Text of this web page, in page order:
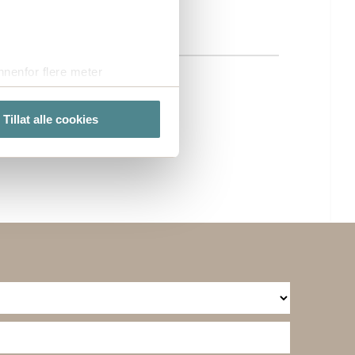
flere meter
hvordan de skal brukes.
Tillat alle cookies